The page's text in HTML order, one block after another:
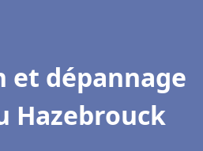
dépannage
Hazebrouck